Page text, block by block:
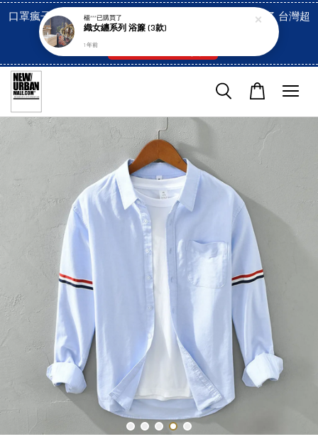
口罩瘋子官網, 放心訂購! 香港澳門信用卡付費已經開啓了 台灣超
市貨到付款也是!
楊***已購買了
織女纏系列 浴簾 (3款)
1 年前